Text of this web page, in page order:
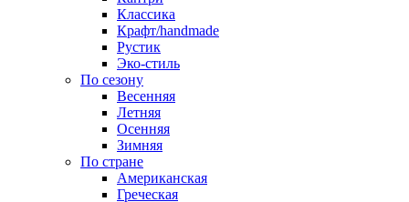
Классика
Крафт/handmade
Рустик
Эко-стиль
По сезону
Весенняя
Летняя
Осенняя
Зимняя
По стране
Американская
Греческая